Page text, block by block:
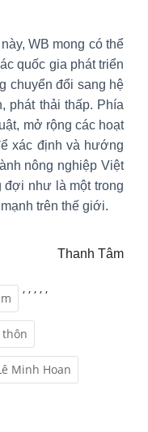
WB mong có thể
quốc gia phát triển
chuyển đổi sang hệ
phát thải thấp. Phía
mở rộng các hoạt
xác định và hướng
nông nghiệp Việt
đợi như là một trong
trên thế giới.
Thanh Tâm
,
thôn
, ,
Minh Hoan
, ,